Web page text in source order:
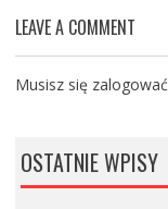
LEAVE A COMMENT
Musisz się zalogować
OSTATNIE WPISY